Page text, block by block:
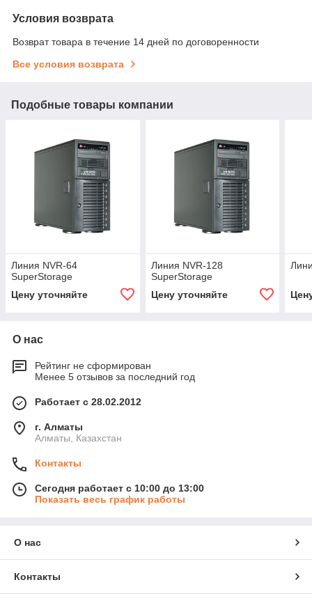
Условия возврата
Возврат товара в течение 14 дней по договоренности
Все условия возврата
Подобные товары компании
Линия NVR-64
SuperStorage
Цену уточняйте
Линия NVR-128
SuperStorage
Цену уточняйте
О нас
Рейтинг не сформирован
Менее 5 отзывов за последний год
Работает с 28.02.2012
г. Алматы
Алматы, Казахстан
Контакты
Сегодня работает с 10:00 до 13:00
Показать весь график работы
О нас
Контакты